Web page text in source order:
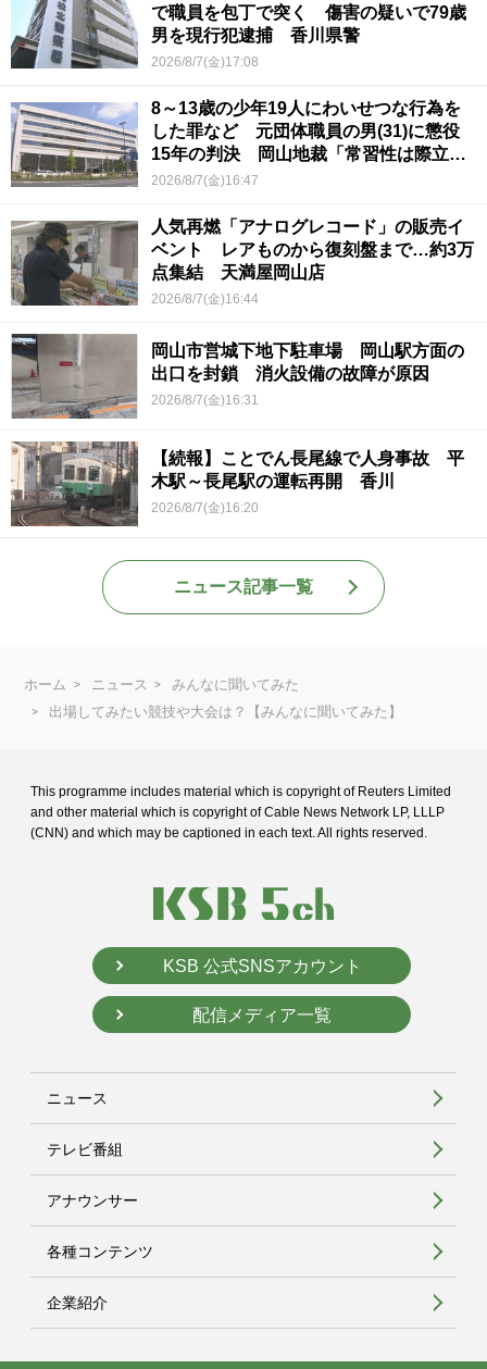
で職員を包丁で突く 傷害の疑いで79歳
男を現行犯逮捕 香川県警
2026/8/7(金)17:08
8～13歳の少年19人にわいせつな行為を
した罪など 元団体職員の男(31)に懲役
15年の判決 岡山地裁「常習性は際立っ
ていて被害結果も非常に重い」
2026/8/7(金)16:47
人気再燃「アナログレコード」の販売イ
ベント レアものから復刻盤まで…約3万
点集結 天満屋岡山店
2026/8/7(金)16:44
岡山市営城下地下駐車場 岡山駅方面の
出口を封鎖 消火設備の故障が原因
2026/8/7(金)16:31
【続報】ことでん長尾線で人身事故 平
木駅～長尾駅の運転再開 香川
2026/8/7(金)16:20
ニュース記事一覧
ホーム ニュース
みんなに聞いてみた
出場してみたい競技や大会は？【みんなに聞いてみた】
This programme includes material which is copyright of Reuters Limited
and other material which is copyright of Cable News Network LP, LLLP
(CNN) and which may be captioned in each text. All rights reserved.
KSB 公式SNSアカウント
配信メディア一覧
ニュース
テレビ番組
アナウンサー
各種コンテンツ
企業紹介